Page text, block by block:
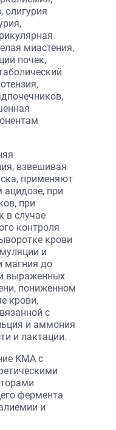
олигурия
миастения,
почек,
взвешивая
применяют
при
при
в случае
контроля
крови
и
магния до
выраженных
пониженном
крови,
с
и аммония
и лактации.
КМА с
фермента
и